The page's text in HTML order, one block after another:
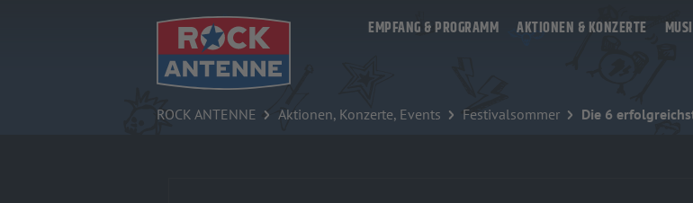
EMPFANG & PROGRAMM AKTIONEN & KONZERTE
ROCK ANTENNE Aktionen, Konzerte, Events Festivalsommer Die 6